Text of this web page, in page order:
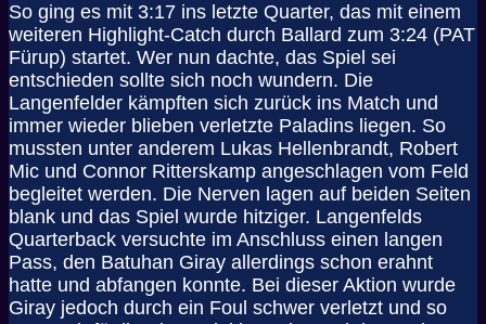
So ging es mit 3:17 ins letzte Quarter, das mit einem
weiteren Highlight-Catch durch Ballard zum 3:24 (PAT
Fürup) startet. Wer nun dachte, das Spiel sei
entschieden sollte sich noch wundern. Die
Langenfelder kämpften sich zurück ins Match und
immer wieder blieben verletzte Paladins liegen. So
mussten unter anderem Lukas Hellenbrandt, Robert
Mic und Connor Ritterskamp angeschlagen vom Feld
begleitet werden. Die Nerven lagen auf beiden Seiten
blank und das Spiel wurde hitziger. Langenfelds
Quarterback versuchte im Anschluss einen langen
Pass, den Batuhan Giray allerdings schon erahnt
hatte und abfangen konnte. Bei dieser Aktion wurde
Giray jedoch durch ein Foul schwer verletzt und so